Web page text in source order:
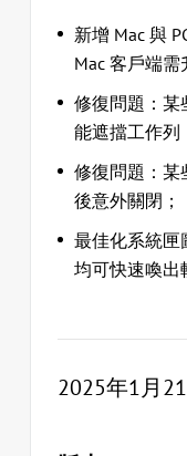
新增 Mac 與
Mac 客戶端需
修復問題：某
能遮擋工作列
修復問題：某
後意外關閉；
最佳化系統匣
均可快速喚出
2025年1月